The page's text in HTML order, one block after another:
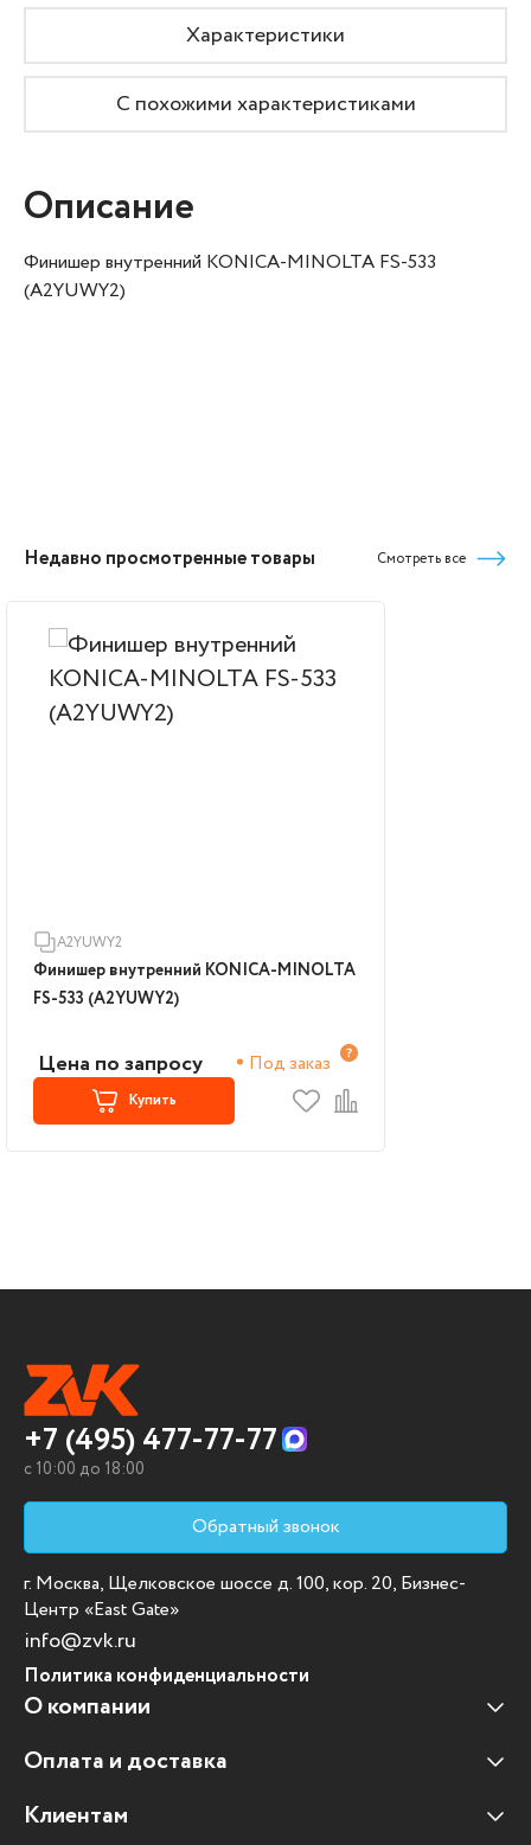
Характеристики
С похожими характеристиками
Описание
Финишер внутренний KONICA-MINOLTA FS-533
(A2YUWY2)
Недавно просмотренные товары Смотреть все
A2YUWY2
Финишер внутренний KONICA-MINOLTA
FS-533 (A2YUWY2)
Цена по запросу Под заказ
Купить
+7 (495) 477-77-77
c 10:00 до 18:00
Обратный звонок
г. Москва, Щелковское шоссе д. 100, кор. 20, Бизнес-
Центр «East Gate»
info@zvk.ru
Политика конфиденциальности
О компании
Наши клиенты
Отзывы клиентов
Оплата и доставка
Оплата и доставка
Клиентам